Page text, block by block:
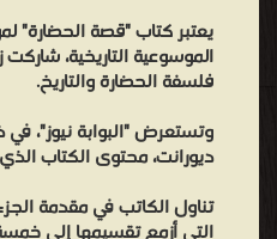
يعتبر كتاب "قصة الحضارة"
الموسوعية التاريخية،
فلسفة الحضارة والتاريخ.
وتستعرض "البوابة نيوز"،
ديورانت، محتوى الكتاب الذي كتبه
تناول الكاتب في مقدمة